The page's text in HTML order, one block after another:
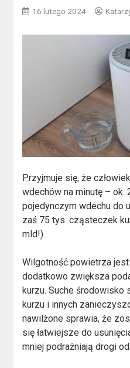
16 lutego 2024
Przyjmuje się, że
wdechów na minutę – ok.
pojedynczym wdechu do
zaś 75 tys. cząsteczek
mld!).
Wilgotność powietrza
dodatkowo zwiększa
kurzu. Suche środowisko
kurzu i innych
nawilżone sprawia, że
się łatwiejsze do
mniej podrażniają drogi